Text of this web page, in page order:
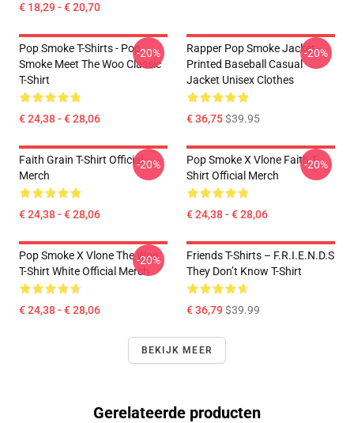
€ 18,29 - € 20,70
Pop Smoke T-Shirts - Pop
Smoke Meet The Woo Classic
T-Shirt
€ 24,38 - € 28,06
-20%
Rapper Pop Smoke Jacket -
Printed Baseball Casual
Jacket Unisex Clothes
€ 36,75$39.95
-20%
Faith Grain T-Shirt Official
Merch
€ 24,38 - € 28,06
-20%
Pop Smoke X Vlone Faith T-
Shirt Official Merch
€ 24,38 - € 28,06
-20%
Pop Smoke X Vlone The Woo
T-Shirt White Official Merch
€ 24,38 - € 28,06
-20%
Friends T-Shirts – F.R.I.E.N.D.S
They Don’t Know T-Shirt
€ 36,79$39.99
BEKIJK MEER
Gerelateerde producten